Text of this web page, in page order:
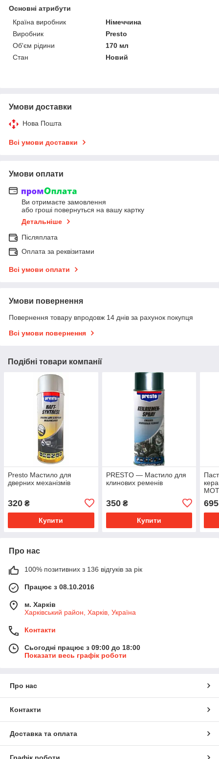
Основні атрибути
Країна виробник
Німеччина
Виробник
Presto
Об'єм рідини
170 мл
Стан
Новий
Умови доставки
Нова Пошта
Всі умови доставки
Умови оплати
Ви отримаєте замовлення
або гроші повернуться на вашу картку
Детальніше
Післяплата
Оплата за реквізитами
Всі умови оплати
Умови повернення
Повернення товару впродовж 14 днів за рахунок покупця
Всі умови повернення
Подібні товари компанії
Presto Мастило для
дверних механізмів
320 ₴
Купити
PRESTO — Мастило для
клинових ременів
350₴
Купити
695
Про нас
100% позитивних з 136 відгуків за рік
Працює з 08.10.2016
м. Харків
Харківський район, Харків, Україна
Контакти
Сьогодні працює з 09:00 до 18:00
Показати весь графік роботи
Про нас
Контакти
Доставка та оплата